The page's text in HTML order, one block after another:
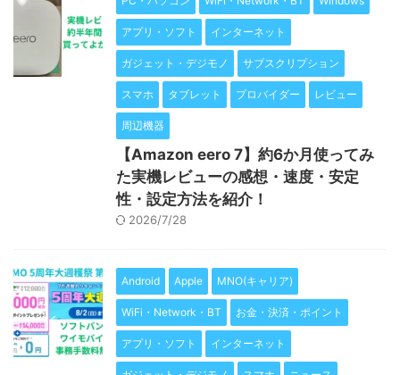
アプリ・ソフト インターネット
ガジェット・デジモノ サブスクリプション
スマホ タブレット プロバイダー レビュー
周辺機器
【Amazon eero 7】約6か月使ってみ
た実機レビューの感想・速度・安定
性・設定方法を紹介！
2026/7/28
Android Apple MNO(キャリア)
WiFi・Network・BT お金・決済・ポイント
アプリ・ソフト インターネット